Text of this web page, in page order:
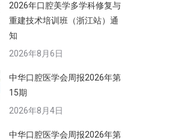
2026年口腔美学多学科修复与
重建技术培训班（浙江站）通
知
2026年8月6日
中华口腔医学会周报2026年第
15期
2026年8月4日
中华口腔医学会周报2026年第